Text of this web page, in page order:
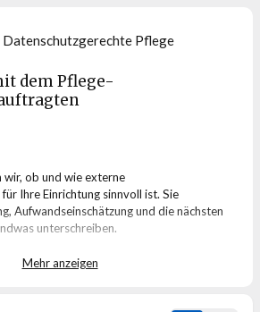
Datenschutzgerechte Pflege
dem Pflege-
wir, ob und wie externe
Ihre Einrichtung sinnvoll ist. Sie
Aufwandseinschätzung und die nächsten
unterschreiben.
Sie unterhttps://datenschutzgerechte-
Mehr anzeigen